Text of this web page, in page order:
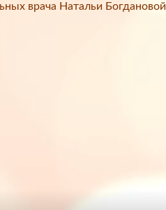
врача Натальи Богдановой